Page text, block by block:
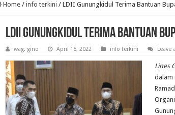
Home / info terkini / LDII Gunungkidul Terima Bantuan
LDII Gunungkidul Terima Bantuan
wag. gino April 15, 2022 info terkini Leave
Lines
dalam